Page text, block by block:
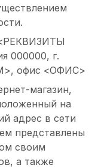
000000, г.
офис <ОФИС>
магазин,
на
адрес в сети
представлены
своим
а также